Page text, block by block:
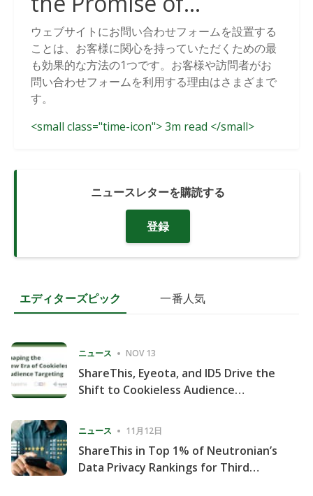
Cookieless Data
Solutions
ウェブサイトにお問い合わせフォームを設置する
ことは、お客様に関心を持っていただくための最
も効果的な方法の1つです。お客様や訪問者がお
問い合わせフォームを利用する理由はさまざまで
す。
<small class="time-icon"> 3m read </small>
ニュースレターを購読する
登録
エディターズピック 一番人気
ニュース NOV 13
ShareThis, Eyeota, and ID5 Drive the
Shift to Cookieless Audience
ニュース 11月12日
ShareThis in Top 1% of Neutronian’s
Data Privacy Rankings for Third